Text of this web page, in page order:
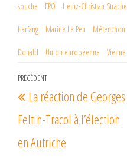
souche FPÖ Heinz-Christian Strache
Harfang Marine Le Pen Mélenchon
Donald Union européenne Vienne
Navigation
de
l’article
Article
précédent
PRÉCÉDENT
La réaction de Georges
Feltin-Tracol à l’élection
en Autriche